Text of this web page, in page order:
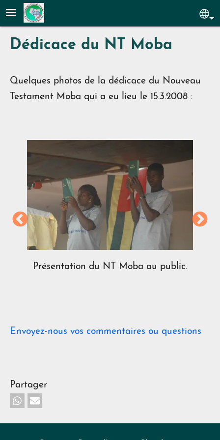
Aller au contenu principal
Dédicace du NT Moba
Quelques photos de la dédicace du Nouveau
Testament Moba qui a eu lieu le 15.3.2008 :
Présentation du NT Moba au public.
Envoyez-nous vos commentaires ou questions
Partager